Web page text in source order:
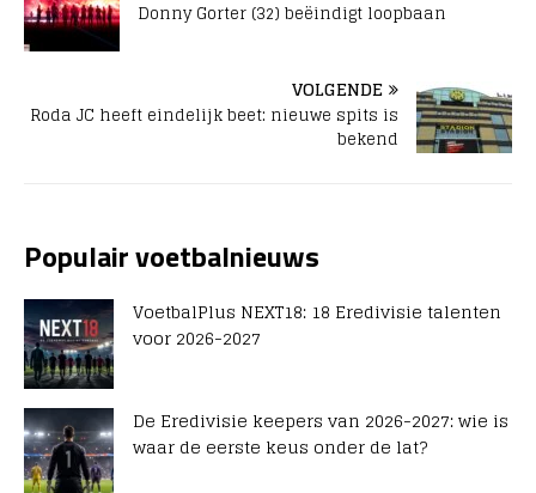
Donny Gorter (32) beëindigt loopbaan
VOLGENDE
Roda JC heeft eindelijk beet: nieuwe spits is
bekend
Populair voetbalnieuws
VoetbalPlus NEXT18: 18 Eredivisie talenten
voor 2026-2027
De Eredivisie keepers van 2026-2027: wie is
waar de eerste keus onder de lat?